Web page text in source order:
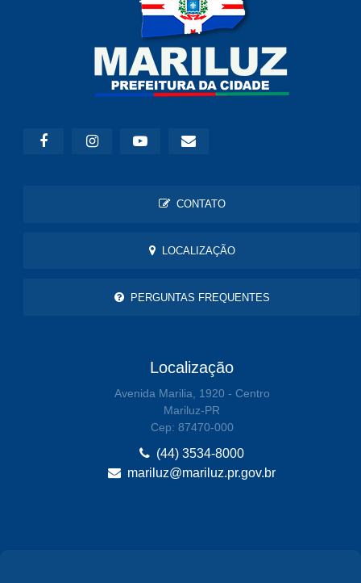
CONTATO
LOCALIZAÇÃO
PERGUNTAS FREQUENTES
Localização
Avenida Marilia, 1920 - Centro
Mariluz-PR
Cep: 87470-000
(44) 3534-8000
mariluz@mariluz.pr.gov.br